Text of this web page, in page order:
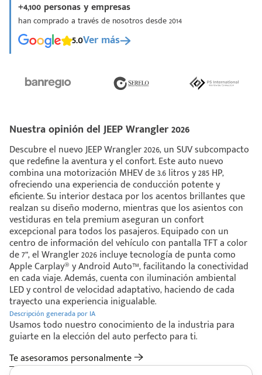
Nuestra opinión del JEEP Wrangler 2026
Descubre el nuevo JEEP Wrangler 2026, un SUV subcompacto
que redefine la aventura y el confort. Este auto nuevo
combina una motorización MHEV de 3.6 litros y 285 HP,
ofreciendo una experiencia de conducción potente y
eficiente. Su interior destaca por los acentos brillantes que
realzan su diseño moderno, mientras que los asientos con
vestiduras en tela premium aseguran un confort
excepcional para todos los pasajeros. Equipado con un
centro de información del vehículo con pantalla TFT a color
de 7”, el Wrangler 2026 incluye tecnología de punta como
Apple Carplay® y Android Auto™, facilitando la conectividad
en cada viaje. Además, cuenta con iluminación ambiental
LED y control de velocidad adaptativo, haciendo de cada
trayecto una experiencia inigualable.
Descripción generada por IA
Usamos todo nuestro conocimiento de la industria para
guiarte en la elección del auto perfecto para ti.
Te asesoramos personalmente
+4,100 personas y empresas
han comprado a través de nosotros desde 2014
5.0Ver más